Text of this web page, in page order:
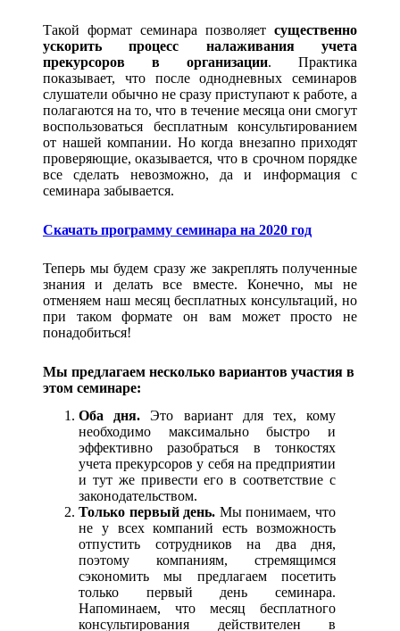
Такой формат семинара позволяет существенно
ускорить процесс налаживания учета
прекурсоров в организации. Практика
показывает, что после однодневных семинаров
слушатели обычно не сразу приступают к работе, а
полагаются на то, что в течение месяца они смогут
воспользоваться бесплатным консультированием
от нашей компании. Но когда внезапно приходят
проверяющие, оказывается, что в срочном порядке
все сделать невозможно, да и информация с
семинара забывается.
Скачать программу семинара на 2020 год
Теперь мы будем сразу же закреплять полученные
знания и делать все вместе. Конечно, мы не
отменяем наш месяц бесплатных консультаций, но
при таком формате он вам может просто не
понадобиться!
Мы предлагаем несколько вариантов участия в
этом семинаре:
Оба дня. Это вариант для тех, кому
необходимо максимально быстро и
эффективно разобраться в тонкостях
учета прекурсоров у себя на предприятии
и тут же привести его в соответствие с
законодательством.
Только первый день. Мы понимаем, что
не у всех компаний есть возможность
отпустить сотрудников на два дня,
поэтому компаниям, стремящимся
сэкономить мы предлагаем посетить
только первый день семинара.
Напоминаем, что месяц бесплатного
консультирования действителен в